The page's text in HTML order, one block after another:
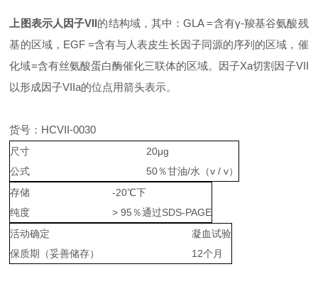
上图表示人因子VII的结构域，其中：GLA =含有γ-羧基谷氨酸残
基的区域，EGF =含有与人表皮生长因子同源的序列的区域，催
化域=含有丝氨酸蛋白酶催化三联体的区域。因子Xa切割因子VII
以形成因子VIIa的位点用箭头表示。
货号：HCVII-0030
尺寸
20μg
公式
50％甘油/水（v / v）
存储
-20℃下
纯度
> 95％通过SDS-PAGE
活动确定
凝血试验
保质期（妥善储存）
12个月